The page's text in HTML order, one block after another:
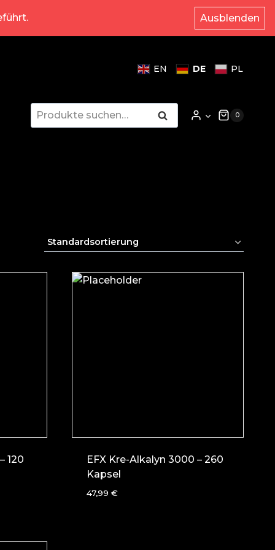
Ausblenden
EN DE PL
Suche
nach:
Suche 0
120
EFX Kre-Alkalyn 3000 – 260
Kapsel
47,99 €